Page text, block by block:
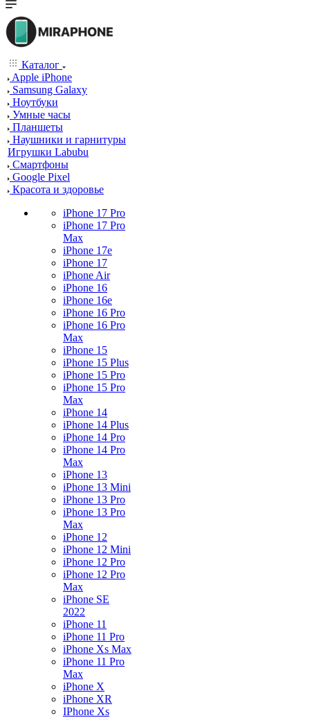
Каталог
Apple iPhone
Samsung Galaxy
Ноутбуки
Умные часы
Планшеты
Наушники и гарнитуры
Игрушки Labubu
Смартфоны
Google Pixel
Красота и здоровье
iPhone 17 Pro
iPhone 17 Pro
Max
iPhone 17e
iPhone 17
iPhone Air
iPhone 16
iPhone 16e
iPhone 16 Pro
iPhone 16 Pro
Max
iPhone 15
iPhone 15 Plus
iPhone 15 Pro
iPhone 15 Pro
Max
iPhone 14
iPhone 14 Plus
iPhone 14 Pro
iPhone 14 Pro
Max
iPhone 13
iPhone 13 Mini
iPhone 13 Pro
iPhone 13 Pro
Max
iPhone 12
iPhone 12 Mini
iPhone 12 Pro
iPhone 12 Pro
Max
iPhone SE
2022
iPhone 11
iPhone 11 Pro
iPhone Xs Max
iPhone 11 Pro
Max
iPhone X
iPhone XR
IPhone Xs